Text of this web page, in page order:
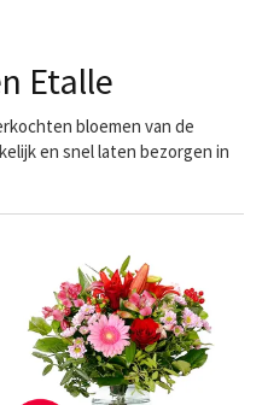
Etalle
bloemen van de
en snel laten bezorgen in